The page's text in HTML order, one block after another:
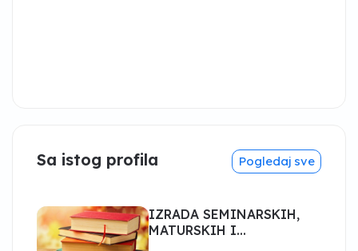
Sa istog profila Pogledaj sve
IZRADA SEMINARSKIH,
MATURSKIH I